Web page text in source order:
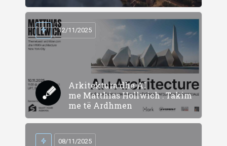
Arkitektura dhe AI
me Matthias Hollwich : Takim
me të Ardhmen
12/11/2025
08/11/2025